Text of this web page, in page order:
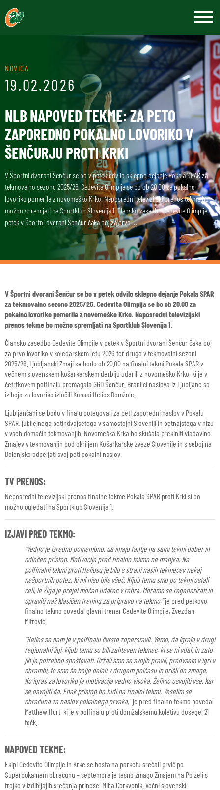
NOVICA
19.02.2026
NLB NAPOVED TEKME: ZA PETO
ZAPOREDNO POKALNO LOVORIKO V
ŠENČURJU PROTI KRKI
V Športni dvorani Šenčur se bo v petek odvilo sklepno dejanje Pokala SPAR za
tekmovalno sezono 2025/26. Cedevita Olimpija se bo ob 20.00 za pokalno
lovoriko pomerila z novomeško Krko. Neposredni televizijski prenos tekme bo
možno spremljati na Sportklub Slovenija 1. Člansko zasedbo Cedevite Olimpije v
petek v Športni dvorani Šenčur čaka boj za prvo …
V Športni dvorani Šenčur se bo v petek odvilo sklepno dejanje Pokala SPAR
za tekmovalno sezono 2025/26. Cedevita Olimpija se bo ob 20.00 za
pokalno lovoriko pomerila z novomeško Krko. Neposredni televizijski
prenos tekme bo možno spremljati na Sportklub Slovenija 1.
Člansko zasedbo Cedevite Olimpije v petek v Športni dvorani Šenčur čaka boj
za prvo lovoriko v koledarskem letu 2026 ter drugo v tekmovalni sezoni
2025/26. Ljubljanski Zmaji se bodo ob 20.00 na finalni tekmi Pokala SPAR v
večnem slovenskem košarkarskem derbiju udarili z novomeško Krko, ki je v
četrtkovem polfinalu premagala GGD Šenčur. Branilci naslova iz Ljubljane so
iz boja za lovoriko izločili Kansai Helios Domžale.
Ljubljančani se bodo v finalu potegovali za peti zaporedni naslov v Pokalu
SPAR, jubilejnega petindvajsetega v samostojni Sloveniji in petnajstega v nizu
v vseh domačih tekmovanjih. Novomeška Krka bo skušala prekiniti vladavino
Zmajev v tekmovanjih pod okriljem Košarkarske zveze Slovenije in s seboj na
Dolenjsko odpeljati svoj peti pokalni naslov.
TV PRENOS:
Neposredni televizijski prenos finalne tekme Pokala SPAR proti Krki si bo
možno ogledati na Sportklub Slovenija 1.
IZJAVI PRED TEKMO:
“Vedno je izredno pomembno, da imajo fantje na sami tekmi dober in
odločen pristop. Motivacije pred finalno tekmo ne manjka. Na
polfinalni tekmi proti Heliosu je bilo s strani naših tekmecev nekaj
nešportnih potez, ki mi niso bile všeč. Kljub temu smo po tekmi ostali
celi, le Žiga je prejel močan udarec v rebra. Moramo se regenerirati in
opraviti naš klasičen trening za pripravo na tekmo,”je pred petkovo
finalno tekmo povedal glavni trener Cedevite Olimpije, Zvezdan
Mitrović.
“Helios se nam je v polfinalu čvrsto zoperstavil. Vemo, da igrajo v drugi
regionalni ligi, kljub temu so bili zahteven tekmec, ki se ni vdal, in zato
jih je potrebno spoštovati. Držali smo se svojih pravil, predvsem v igri v
obrambi, to smo še bolje delali v drugem polčasu in prišli do zmage.
Ko igraš za lovoriko je motivacija vedno visoka. Želimo osvojiti vse, kar
se osvojiti da. Enak pristop bo tudi na finalni tekmi. Veselim se
obračuna za naslov pokalnega prvaka,”je pred finalno tekmo povedal
Matthew Hurt, ki je v polfinalu proti domžalskemu koletivu dosegel 21
točk.
NAPOVED TEKME:
Ekipi Cedevite Olimpije in Krke se bosta na parketu srečali prvič po
Superpokalnem obračunu – septembra je tesno zmago Zmajem na Polzeli s
trojko v izdihljajih srečanja prinesel Miha Cerkvenik. Večni slovenski